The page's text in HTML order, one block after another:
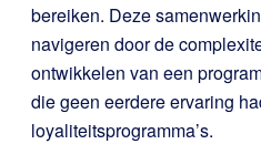
bereiken. Deze
navigeren door de
ontwikkelen van een
die geen eerdere ervaring
loyaliteitsprogramma’s.